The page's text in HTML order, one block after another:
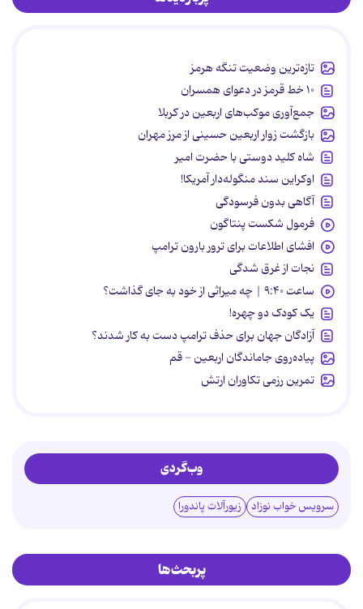
تازه‌ترین وضعیت تنگه هرمز
۱۰ خط قرمز در دعوای همسران
جمع‌آوری موکب‌های اربعین در کربلا
بازگشت زوار اربعین حسینی از مرز مهران
شاه کلید دوستی با حضرت امیر
اوکراین سند منگوله‌دار آمریکا!
آگاهی بدون فرسودگی
فرمول شکست پنتاگون
افشای اطلاعات برای ترور بارون ترامپ
نجات از غرق شدگی
ساعت ۹:۴۰ | چه میراثی از خود به جای گذاشت؟
یک کودک دو چهره!
آزادگان جهان برای حذف ترامپ دست به کار شدند؟
پیاده‌روی جاماندگان اربعین - قم
تمرین رزمی تکاوران ارتش
وب‌گردی
سرویس خواب نوزاد زیورآلات پاندورا
پربحث‌ها